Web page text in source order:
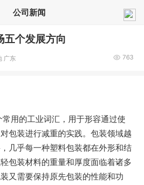
公司新闻
五个发展方向
广东 763
用的工业词汇，用于形容通过使
包装进行减重的实践。包装领域越
几乎每一种塑料包装都在外形和结
包装材料的重量和厚度面临着诸多
又需要保持原先包装的性能和功